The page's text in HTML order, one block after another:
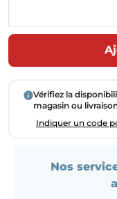
Vérifiez la
magasin ou
Indiquer un code
Nos